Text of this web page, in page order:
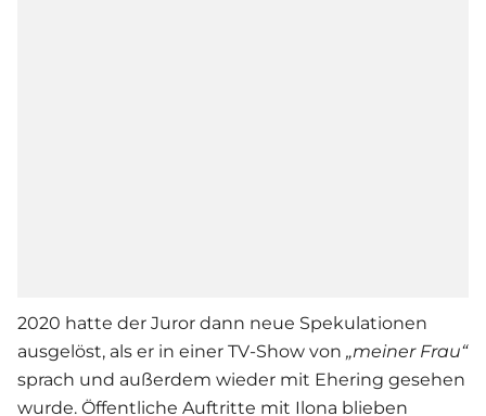
2020 hatte der Juror dann neue Spekulationen
ausgelöst, als er in einer TV-Show von „meiner Frau“
sprach und außerdem wieder mit Ehering gesehen
wurde. Öffentliche Auftritte mit Ilona blieben